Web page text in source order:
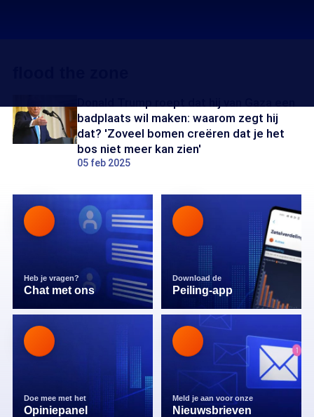
badplaats wil maken: waarom zegt hij
dat? 'Zoveel bomen creëren dat je het
bos niet meer kan zien'
05 feb 2025
Heb je vragen?
Chat met ons
Download de
Peiling-app
Doe mee met het
Opiniepanel
Meld je aan voor onze
Nieuwsbrieven